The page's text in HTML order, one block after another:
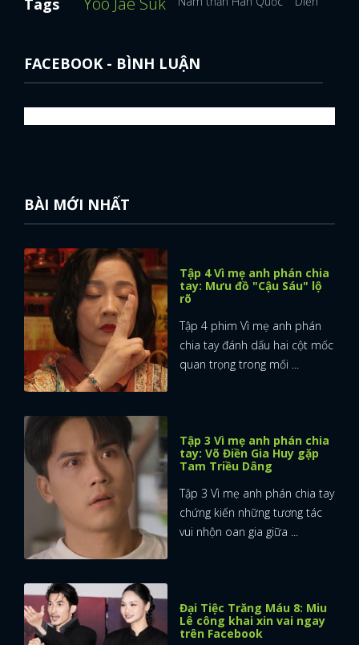
Tags
FACEBOOK - BÌNH LUẬN
BÀI MỚI NHẤT
Tập 4 Vì mẹ anh phán chia
tay: Mưu đồ "Cậu Sáu" lộ
rõ
Tập 4 phim Vì mẹ anh phán
chia tay đánh dấu hai cột mốc
quan trọng trong mối ...
Tập 3 Vì mẹ anh phán chia
tay: Võ Điền Gia Huy gặp
Tam Triều Dâng
Tập 3 Vì mẹ anh phán chia tay
chứng kiến những tương tác
vui nhộn oan gia giữa ...
Đại Tiệc Trăng Máu 8: Miu
Lê công khai xin vai ngay
trên Facebook